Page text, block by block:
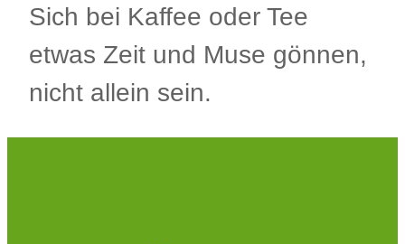
Sich bei Kaffee oder Tee
etwas Zeit und Muse gönnen,
nicht allein sein.